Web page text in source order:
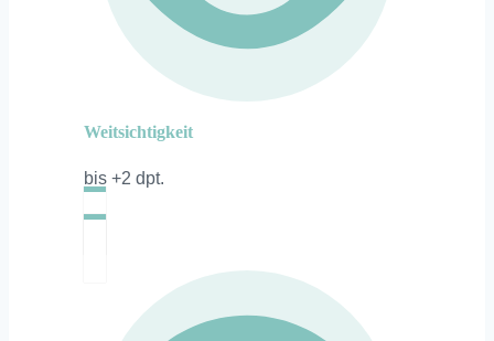
Weitsichtigkeit
bis +2 dpt.